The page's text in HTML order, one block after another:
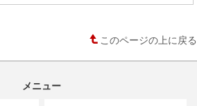
このページの上に戻る
メニュー